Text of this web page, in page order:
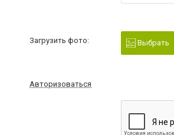
Загрузить фото: Выбрать
Авторизоваться